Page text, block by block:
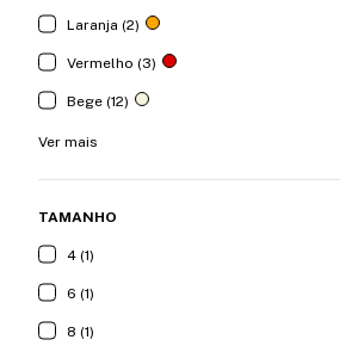
Laranja (2)
Vermelho (3)
Bege (12)
Ver mais
TAMANHO
4 (1)
6 (1)
8 (1)